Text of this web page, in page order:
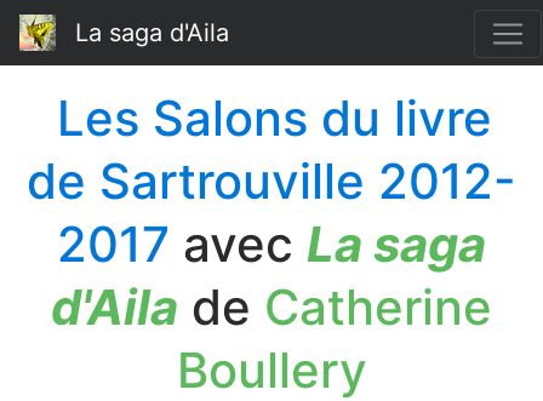
La saga d'Aila
Les Salons du livre
de Sartrouville 2012-
2017 avec La saga
d'Aila de Catherine
Boullery